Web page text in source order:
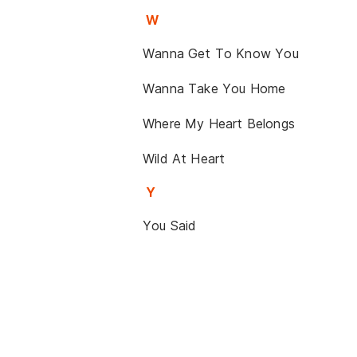
W
Wanna Get To Know You
Wanna Take You Home
Where My Heart Belongs
Wild At Heart
Y
You Said